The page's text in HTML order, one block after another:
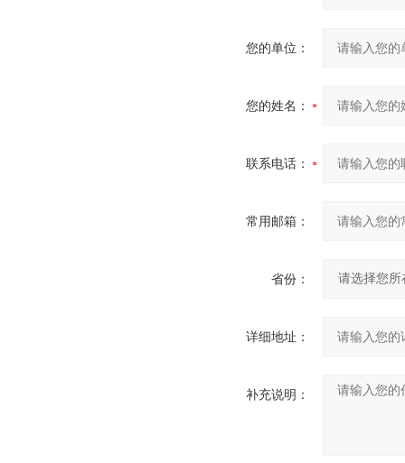
您的单位：
您的姓名：
联系电话：
常用邮箱：
省份：
详细地址：
补充说明：